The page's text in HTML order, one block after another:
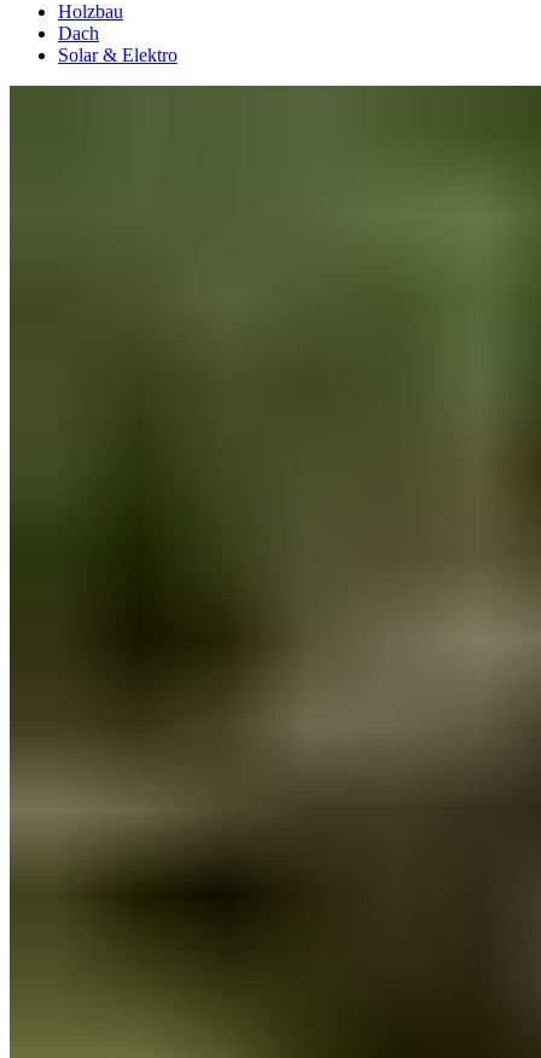
Holzbau
Dach
Solar & Elektro